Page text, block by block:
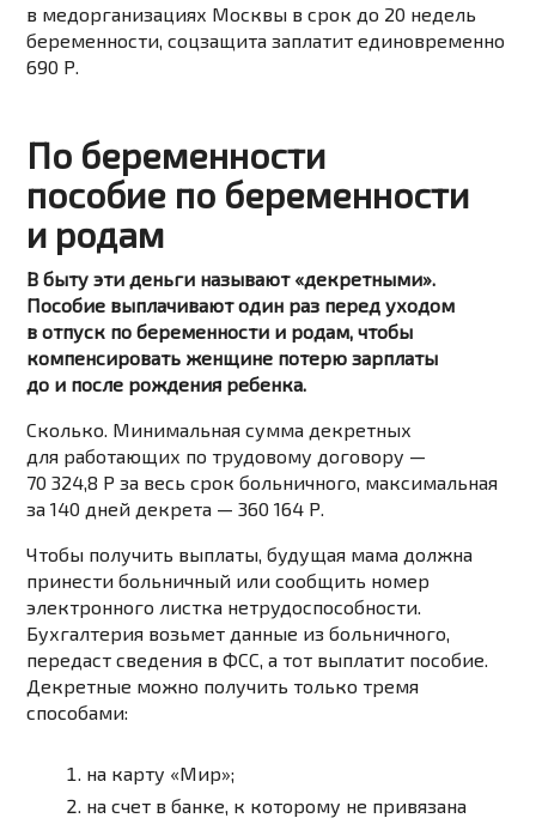
в медорганизациях Москвы в срок до 20 недель
беременности, соцзащита заплатит единовременно
690 Р.
По беременности
пособие по беременности
и родам
В быту эти деньги называют «декретными».
Пособие выплачивают один раз перед уходом
в отпуск по беременности и родам, чтобы
компенсировать женщине потерю зарплаты
до и после рождения ребенка.
Сколько. Минимальная сумма декретных
для работающих по трудовому договору —
70 324,8 Р за весь срок больничного, максимальная
за 140 дней декрета — 360 164 Р.
Чтобы получить выплаты, будущая мама должна
принести больничный или сообщить номер
электронного листка нетрудоспособности.
Бухгалтерия возьмет данные из больничного,
передаст сведения в ФСС, а тот выплатит пособие.
Декретные можно получить только тремя
способами:
на карту «Мир»;
на счет в банке, к которому не привязана